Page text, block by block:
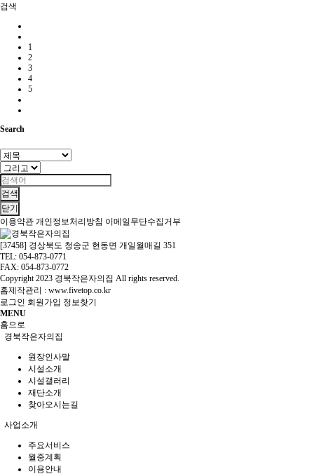
검색
1
2
3
4
5
Search
검색
닫기
이용약관 개인정보처리방침 이메일무단수집거부
[37458] 경상북도 청송군 현동면 개일월매길 351
TEL: 054-873-0771
FAX: 054-873-0772
Copyright 2023 경북작은자의집 All rights reserved.
홈제작관리 : www.fivetop.co.kr
로그인 회원가입 정보찾기
MENU
홈으로
경북작은자의집
원장인사말
시설소개
시설갤러리
재단소개
찾아오시는길
사업소개
주요서비스
월중계획
이용안내